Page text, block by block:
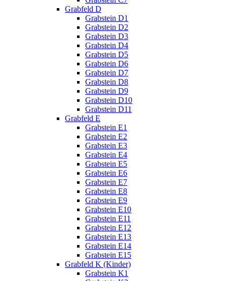
Grabfeld D
Grabstein D1
Grabstein D2
Grabstein D3
Grabstein D4
Grabstein D5
Grabstein D6
Grabstein D7
Grabstein D8
Grabstein D9
Grabstein D10
Grabstein D11
Grabfeld E
Grabstein E1
Grabstein E2
Grabstein E3
Grabstein E4
Grabstein E5
Grabstein E6
Grabstein E7
Grabstein E8
Grabstein E9
Grabstein E10
Grabstein E11
Grabstein E12
Grabstein E13
Grabstein E14
Grabstein E15
Grabfeld K (Kinder)
Grabstein K1